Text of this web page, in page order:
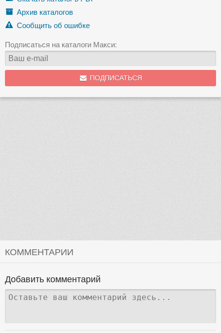
Архив каталогов
Сообщить об ошибке
Подписаться на каталоги Макси:
ПОДПИСАТЬСЯ
КОММЕНТАРИИ
Добавить комментарий